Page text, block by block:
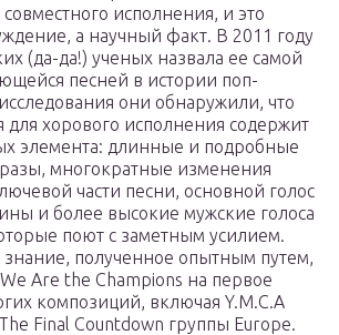
исполнения, и это
а научный факт. В 2011 году
(да-да!) ученых назвала ее самой
песней в истории поп-
они обнаружили, что
для хорового исполнения содержит
элемента: длинные и подробные
многократные изменения
части песни, основной голос
и более высокие мужские голоса
поют с заметным усилием.
знание, полученное опытным путем,
Are the Champions на первое
композиций, включая Y.M.C.A
Final Countdown группы Europe.